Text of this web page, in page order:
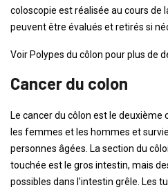
coloscopie est réalisée au cours de
peuvent être évalués et retirés si
Voir Polypes du côlon pour plus de
Cancer du colon
Le cancer du côlon est le
les femmes et les hommes et
personnes âgées. La section du
touchée est le gros intestin, mais
possibles dans l'intestin grêle. Les